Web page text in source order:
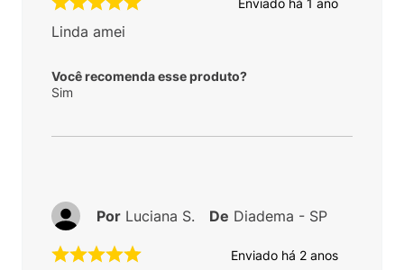
Linda amei
Você recomenda esse produto?
Sim
Enviado há 2 anos
Por Luciana S. De Diadema - SP